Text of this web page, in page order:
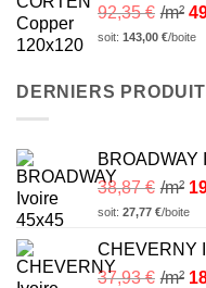
92,35€ /m²
soit: 143,00 €/boite
DERNIERS
BROADWAY
38,87€ /m²
soit: 27,77 €/boite
CHEVERNY
37,93€ /m²